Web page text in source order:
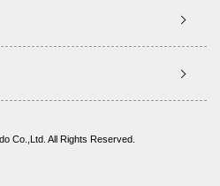
Co.,Ltd. All Rights Reserved.